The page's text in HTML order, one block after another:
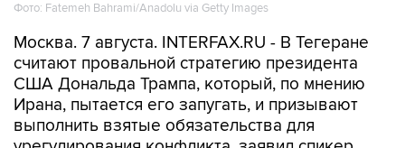
Фото: Fatemeh Bahrami/Anadolu via Getty Images
Москва. 7 августа. INTERFAX.RU - В Тегеране
считают провальной стратегию президента
США Дональда Трампа, который, по мнению
Ирана, пытается его запугать, и призывают
выполнить взятые обязательства для